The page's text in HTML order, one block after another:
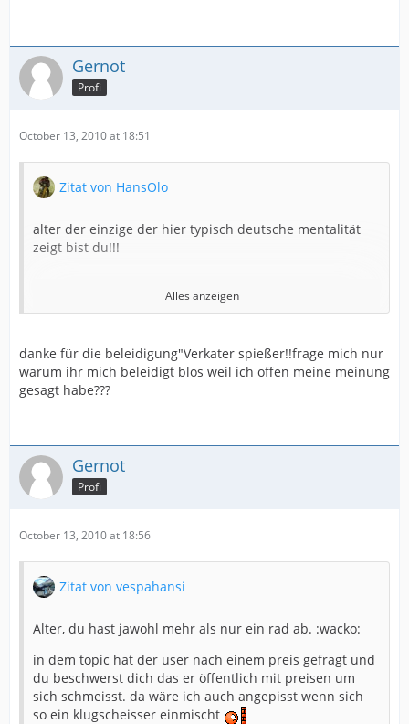
Gernot
Profi
October 13, 2010 at 18:51
Zitat von HansOlo
alter der einzige der hier typisch deutsche mentalität
zeigt bist du!!!
bist du weich in der birne oder wie?
verträgst nicht, dass du der einzige bist, der diese
verblödete meinung hat und kannst sie nicht
da wird sich der mono sicher freuen, dass du das jetzt
so handhaben willst...
spitze!
so was von engstirnig!
irgendwie wird mir ein anderes forum von tag zu tag
sympathischer... und es liegt nicht an den beiträgen...
eher daran, dass sich hier so langsam die unfähigen
und bekloppten rechtsexperten über scheißdreck
unterhalten!
Alles anzeigen
danke für die beleidigung"Verkater spießer!!frage mich nur
warum ihr mich beleidigt blos weil ich offen meine meinung
gesagt habe???
Gernot
Profi
October 13, 2010 at 18:56
Zitat von vespahansi
Alter, du hast jawohl mehr als nur ein rad ab. :wacko:
in dem topic hat der user nach einem preis gefragt und
du beschwerst dich das er öffentlich mit preisen um
sich schmeisst. da wäre ich auch angepisst wenn sich
so ein klugscheisser einmischt